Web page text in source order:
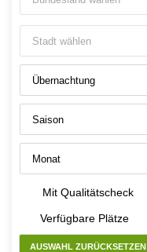
Mit Qualitätscheck
Verfügbare Plätze
AUSWAHL ZURÜCKSETZEN